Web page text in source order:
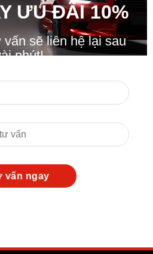
ƯU ĐÃI10%
sẽ liên hệ lại sau
phút!